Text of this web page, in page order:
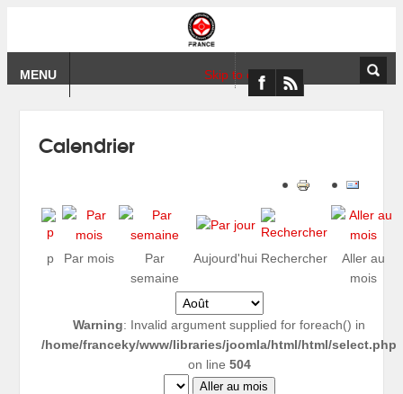
MENU Skip to content
Calendrier
p Par mois
Par
semaine
Aujourd'hui Rechercher
Aller au
mois
Warning: Invalid argument supplied for foreach() in
/home/franceky/www/libraries/joomla/html/html/select.php
on line 504
Aller au mois